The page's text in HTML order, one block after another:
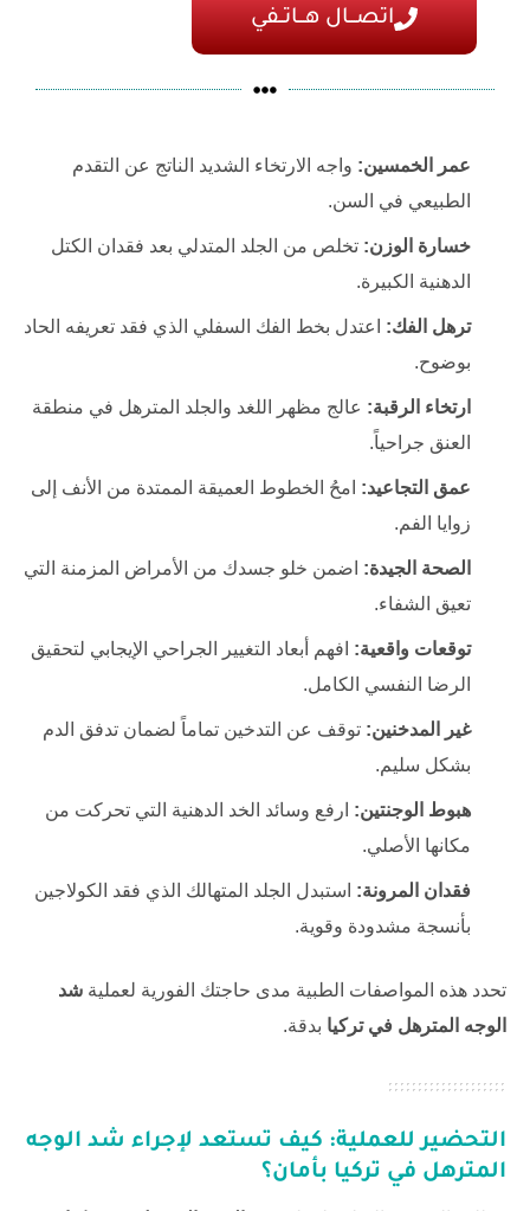
اتصـــال هـــاتــفي
عمر الخمسين: واجه الارتخاء الشديد الناتج عن التقدم
الطبيعي في السن.
خسارة الوزن: تخلص من الجلد المتدلي بعد فقدان الكتل
الدهنية الكبيرة.
ترهل الفك: اعتدل بخط الفك السفلي الذي فقد تعريفه الحاد
بوضوح.
ارتخاء الرقبة: عالج مظهر اللغد والجلد المترهل في منطقة
العنق جراحياً.
عمق التجاعيد: امحُ الخطوط العميقة الممتدة من الأنف إلى
زوايا الفم.
الصحة الجيدة: اضمن خلو جسدك من الأمراض المزمنة التي
تعيق الشفاء.
توقعات واقعية: افهم أبعاد التغيير الجراحي الإيجابي لتحقيق
الرضا النفسي الكامل.
غير المدخنين: توقف عن التدخين تماماً لضمان تدفق الدم
بشكل سليم.
هبوط الوجنتين: ارفع وسائد الخد الدهنية التي تحركت من
مكانها الأصلي.
فقدان المرونة: استبدل الجلد المتهالك الذي فقد الكولاجين
بأنسجة مشدودة وقوية.
تحدد هذه المواصفات الطبية مدى حاجتك الفورية لعملية شد
الوجه المترهل في تركيا بدقة.
التحضير للعملية: كيف تستعد لإجراء شد الوجه
المترهل في تركيا بأمان؟